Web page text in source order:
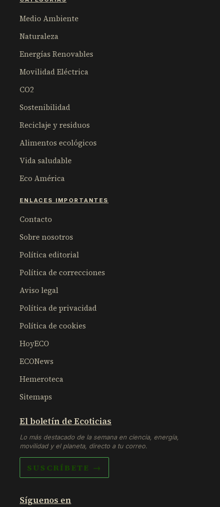
Medio Ambiente
Naturaleza
Energías Renovables
Movilidad Eléctrica
CO2
Sostenibilidad
Reciclaje y residuos
Alimentos ecológicos
Vida saludable
Eco América
ENLACES IMPORTANTES
Contacto
Sobre nosotros
Política editorial
Política de correcciones
Aviso legal
Política de privacidad
Política de cookies
HoyECO
ECONews
Hemeroteca
Sitemaps
El boletín de Ecoticias
Lo más destacado de la semana en ciencia, energía,
movilidad y el planeta, directo a tu correo.
SUSCRÍBETE →
Síguenos en